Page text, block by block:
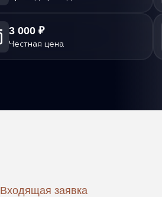
3 000 ₽
Честная цена
Входящая заявка